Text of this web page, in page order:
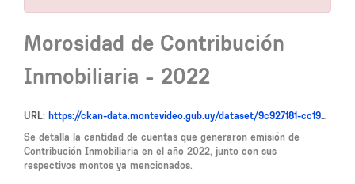
Morosidad de Contribución
Inmobiliaria - 2022
URL: https://ckan-data.montevideo.gub.uy/dataset/9c927181-cc19-4b1a-999a-415265fdb8ee/resource/97300c83-b125-4b3c-be62-9ca966e6e116/download/morosidad_ci_2022.csv
Se detalla la cantidad de cuentas que generaron emisión de
Contribución Inmobiliaria en el año 2022, junto con sus
respectivos montos ya mencionados.